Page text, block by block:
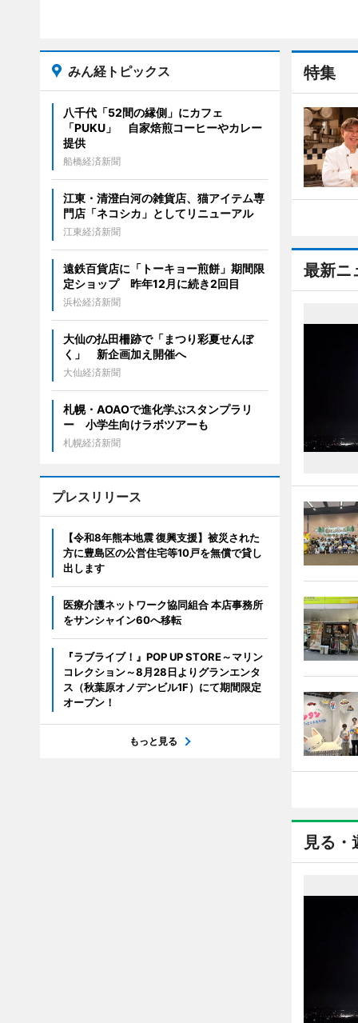
特集
最新ニ
見る・
みん経トピックス
八千代「52間の縁側」にカフェ
「PUKU」 自家焙煎コーヒーやカレー
提供
船橋経済新聞
江東・清澄白河の雑貨店、猫アイテム専
門店「ネコシカ」としてリニューアル
江東経済新聞
遠鉄百貨店に「トーキョー煎餅」期間限
定ショップ 昨年12月に続き2回目
浜松経済新聞
大仙の払田柵跡で「まつり彩夏せんぼ
く」 新企画加え開催へ
大仙経済新聞
札幌・AOAOで進化学ぶスタンプラリ
ー 小学生向けラボツアーも
札幌経済新聞
プレスリリース
【令和8年熊本地震 復興支援】被災された
方に豊島区の公営住宅等10戸を無償で貸し
出します
医療介護ネットワーク協同組合 本店事務所
をサンシャイン60へ移転
『ラブライブ！』POP UP STORE～マリン
コレクション～8月28日よりグランエンタ
ス（秋葉原オノデンビル1F）にて期間限定
オープン！
もっと見る